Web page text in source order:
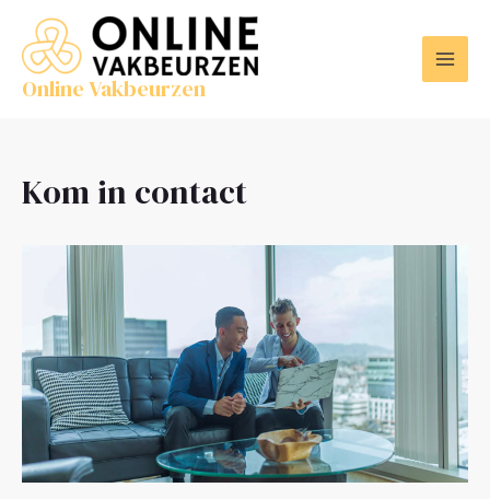
naar
inhoudOnline Vakbeurzen
Kom in contact